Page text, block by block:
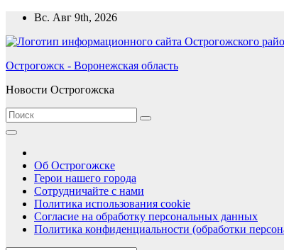
Перейти
содержимому
Вс. Авг 9th, 2026
Острогожск - Воронежская область
Новости Острогожска
Об Острогожске
Герои нашего города
Сотрудничайте с нами
Политика использования cookie
Согласие на обработку персональных данных
Политика конфиденциальности (обработки